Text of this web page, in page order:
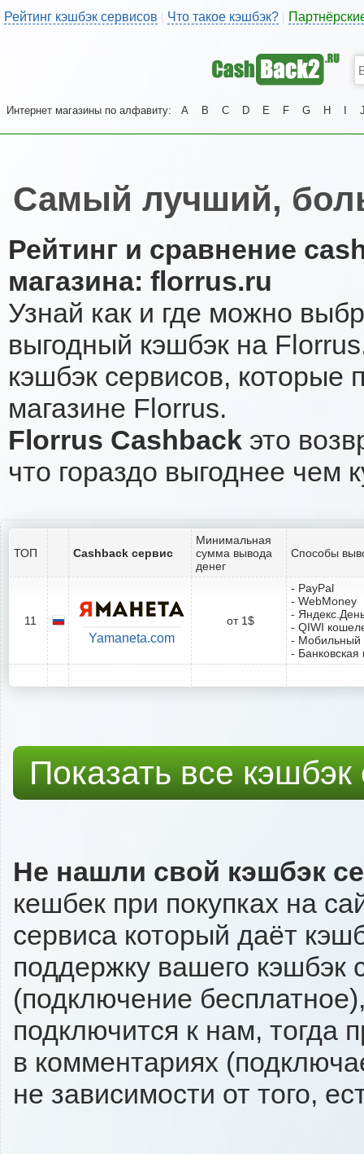
Рейтинг кэшбэк сервисов | Что такое кэшбэк?
Интернет магазины по алфавиту: A B C D E F G H
Самый лучший,
Рейтинг и сравнение
магазина: florrus.ru
Узнай как и где можно
выгодный кэшбэк на
кэшбэк сервисов, которые
магазине Florrus.
Florrus Cashback это
что гораздо выгоднее чем
ТОП Cashback сервис
Минимальная
сумма вывода
денег
Способы
11
Yamaneta.com
от 1$
- PayPal
- WebMoney
-
- QIWI
- Мобильный
- Банковская
Показать все
Не нашли свой кэшбэк
кешбек при покупках на
сервиса который даёт
поддержку вашего кэшбэк
(подключение
подключится к нам, тогда
в комментариях
не зависимости от того,